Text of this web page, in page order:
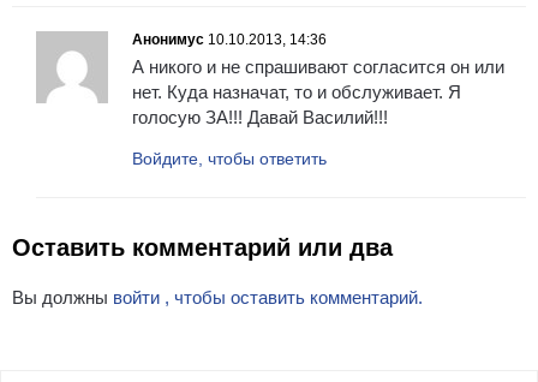
Анонимус 10.10.2013, 14:36
А никого и не спрашивают согласится он или
нет. Куда назначат, то и обслуживает. Я
голосую ЗА!!! Давай Василий!!!
Войдите, чтобы ответить
Оставить комментарий или два
Вы должны войти , чтобы оставить комментарий.